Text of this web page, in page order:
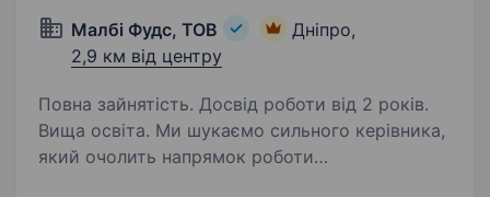
Малбі Фудс, ТОВ
Дніпро,
2,9 км від центру
Повна зайнятість. Досвід роботи від 2 років.
Вища освіта. Ми шукаємо сильного керівника,
який очолить напрямок роботи